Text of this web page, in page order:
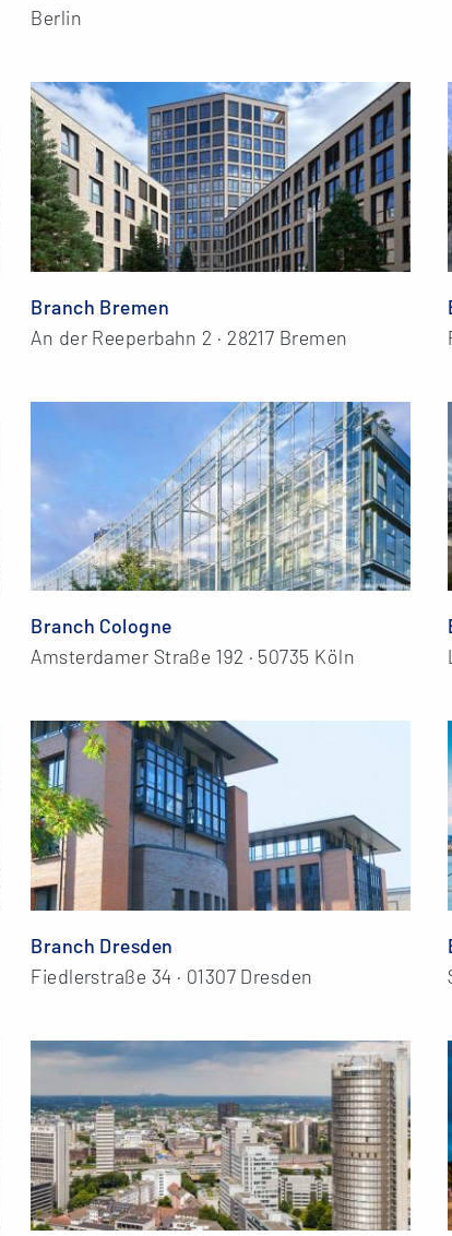
Berlin
Branch Bremen
An der Reeperbahn 2 · 28217 Bremen
Branch Cologne
Amsterdamer Straße 192 · 50735 Köln
Branch Dresden
Fiedlerstraße 34 · 01307 Dresden